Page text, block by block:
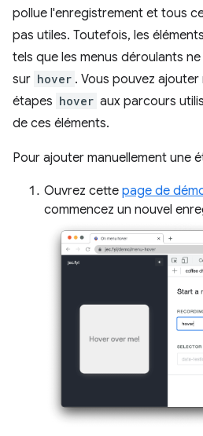
pollue l'enregistrement et tous
pas utiles. Toutefois, les
tels que les menus déroulants
sur hover . Vous pouvez
étapes hover aux parcours
de ces éléments.
Pour ajouter manuellement une
Ouvrez cette page de
commencez un nouvel